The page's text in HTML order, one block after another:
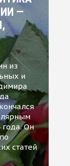
—
из
и
года. Он
статей